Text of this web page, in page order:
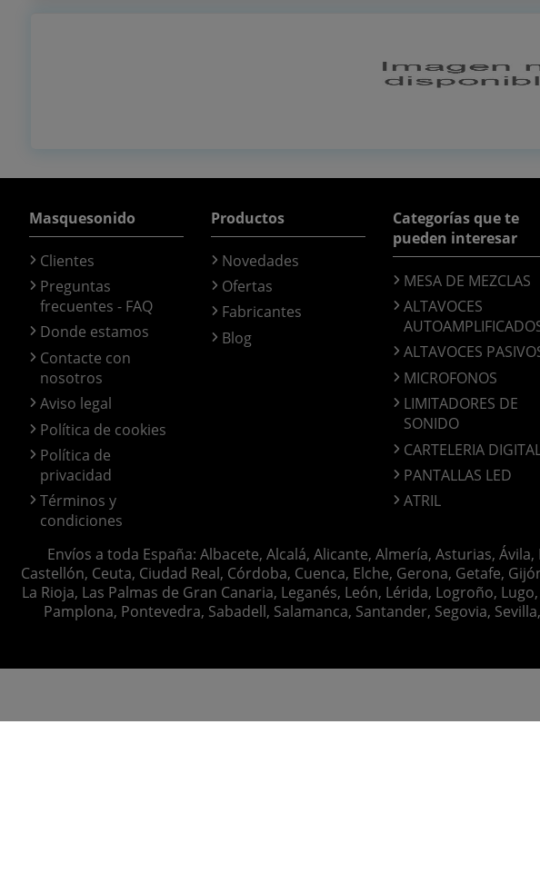
Masquesonido
Clientes
Preguntas
frecuentes - FAQ
Donde estamos
Contacte con
nosotros
Aviso legal
Política de cookies
Política de
privacidad
Términos y
condiciones
Productos
Novedades
Ofertas
Fabricantes
Blog
Categorías que te
pueden interesar
MESA DE MEZCLAS
ALTAVOCES
ALTAVOCES
MICROFONOS
LIMITADORES DE
SONIDO
CARTELERIA
PANTALLAS LED
ATRIL
Envíos a toda España: Albacete, Alcalá, Alicante, Almería, Asturias,
Castellón, Ceuta, Ciudad Real, Córdoba, Cuenca, Elche, Gerona, Getafe,
La Rioja, Las Palmas de Gran Canaria, Leganés, León, Lérida, Logroño,
Pamplona, Pontevedra, Sabadell, Salamanca, Santander, Segovia,